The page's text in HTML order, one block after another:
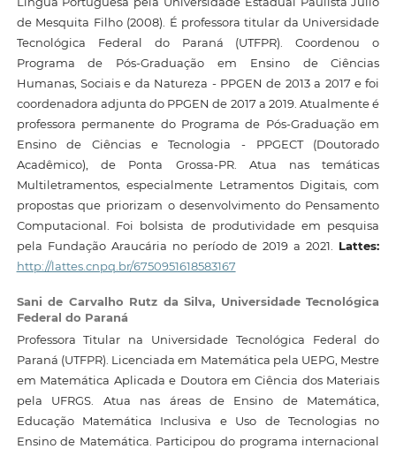
de Mesquita Filho (2008). É professora titular da Universidade
Tecnológica Federal do Paraná (UTFPR). Coordenou o
Programa de Pós-Graduação em Ensino de Ciências
Humanas, Sociais e da Natureza - PPGEN de 2013 a 2017 e foi
coordenadora adjunta do PPGEN de 2017 a 2019. Atualmente é
professora permanente do Programa de Pós-Graduação em
Ensino de Ciências e Tecnologia - PPGECT (Doutorado
Acadêmico), de Ponta Grossa-PR. Atua nas temáticas
Multiletramentos, especialmente Letramentos Digitais, com
propostas que priorizam o desenvolvimento do Pensamento
Computacional. Foi bolsista de produtividade em pesquisa
pela Fundação Araucária no período de 2019 a 2021. Lattes:
http://lattes.cnpq.br/6750951618583167
Sani de Carvalho Rutz da Silva, Universidade Tecnológica
Federal do Paraná
Professora Titular na Universidade Tecnológica Federal do
Paraná (UTFPR). Licenciada em Matemática pela UEPG, Mestre
em Matemática Aplicada e Doutora em Ciência dos Materiais
pela UFRGS. Atua nas áreas de Ensino de Matemática,
Educação Matemática Inclusiva e Uso de Tecnologias no
Ensino de Matemática. Participou do programa internacional